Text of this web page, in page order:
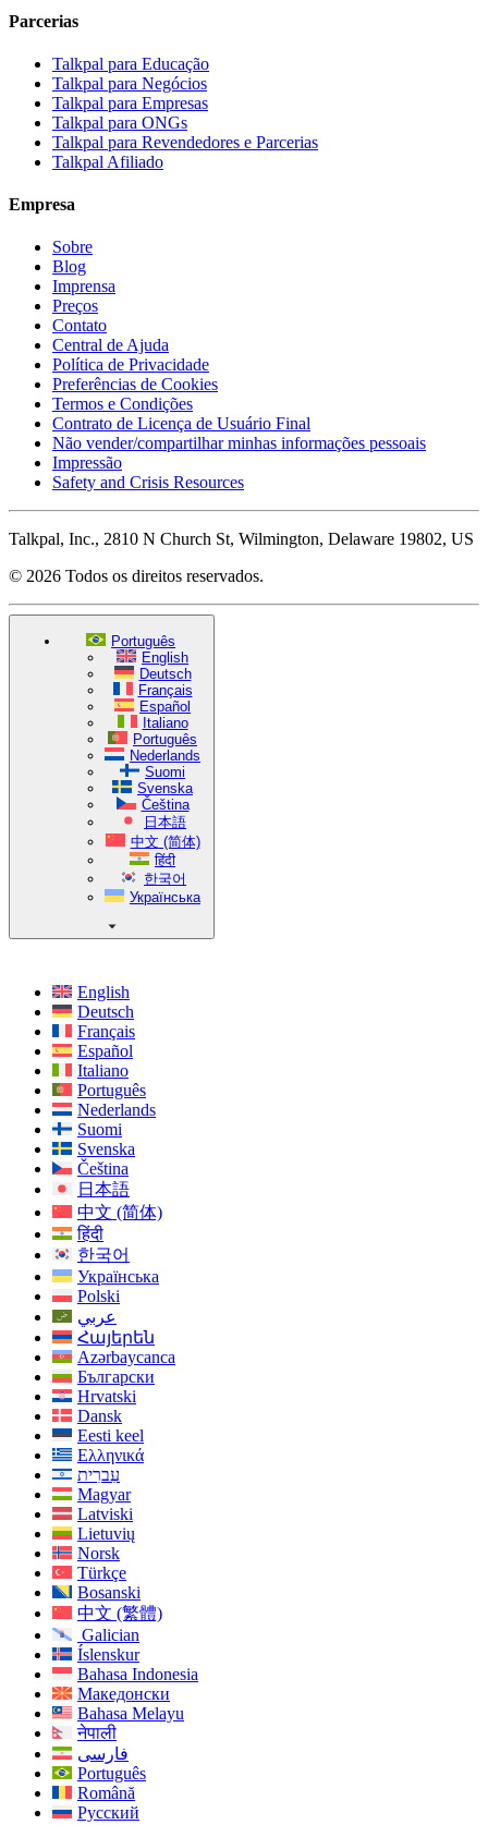
Parcerias
Talkpal para Educação
Talkpal para Negócios
Talkpal para Empresas
Talkpal para ONGs
Talkpal para Revendedores e Parcerias
Talkpal Afiliado
Empresa
Sobre
Blog
Imprensa
Preços
Contato
Central de Ajuda
Política de Privacidade
Preferências de Cookies
Termos e Condições
Contrato de Licença de Usuário Final
Não vender/compartilhar minhas informações pessoais
Impressão
Safety and Crisis Resources
Talkpal, Inc., 2810 N Church St, Wilmington, Delaware 19802, US
© 2026 Todos os direitos reservados.
Português
English
Deutsch
Français
Español
Italiano
Português
Nederlands
Suomi
Svenska
Čeština
日本語
中文 (简体)
हिंदी
한국어
Українська
English
Deutsch
Français
Español
Italiano
Português
Nederlands
Suomi
Svenska
Čeština
日本語
中文 (简体)
हिंदी
한국어
Українська
Polski
عربي
Հայերեն
Azərbaycanca
Български
Hrvatski
Dansk
Eesti keel
Ελληνικά
עִברִית
Magyar
Latviski
Lietuvių
Norsk
Türkçe
Bosanski
中文 (繁體)
Galician
Íslenskur
Bahasa Indonesia
Македонски
Bahasa Melayu
नेपाली
فارسی
Português
Română
Русский